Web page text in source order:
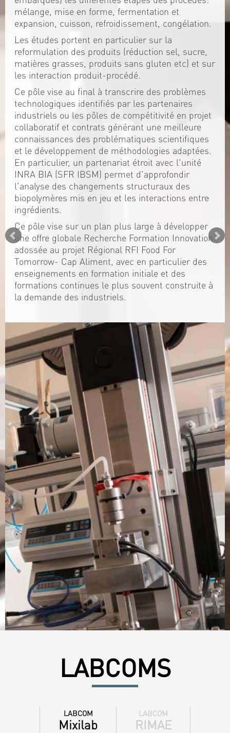
mélange, mise en forme, fermentation et
expansion, cuisson, refroidissement, congélation.
Les études portent en particulier sur la
reformulation des produits (réduction sel, sucre,
matières grasses, produits sans gluten etc) et sur
les interaction produit-procédé.
Ce pôle vise au final à transcrire des problèmes
technologiques identifiés par les partenaires
industriels ou les pôles de compétitivité en projet
collaboratif et contrats générant une meilleure
connaissances des problématiques scientifiques
et le développement de méthodologies adaptées.
En particulier, un partenariat étroit avec l'unité
INRA BIA (SFR IBSM) permet d'approfondir
l'analyse des changements structuraux des
biopolymères mis en jeu et les interactions entre
ingrédients.
Ce pôle vise sur un plan plus large à développer
une offre globale Recherche Formation Innovation
adossée au projet Régional RFI Food For
Tomorrow- Cap Aliment, avec en particulier des
enseignements en formation initiale et des
formations continues le plus souvent construite à
la demande des industriels.
LABCOMS
LABCOM
Mixilab
LABCOM
RIMAE